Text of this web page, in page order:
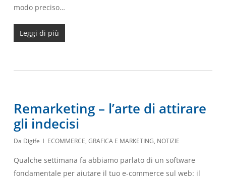
modo preciso…
Leggi di più
Remarketing – l’arte di attirare
gli indecisi
Da Digife ECOMMERCE, GRAFICA E MARKETING, NOTIZIE
Qualche settimana fa abbiamo parlato di un software
fondamentale per aiutare il tuo e-commerce sul web: il